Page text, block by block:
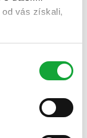
od vás získali,